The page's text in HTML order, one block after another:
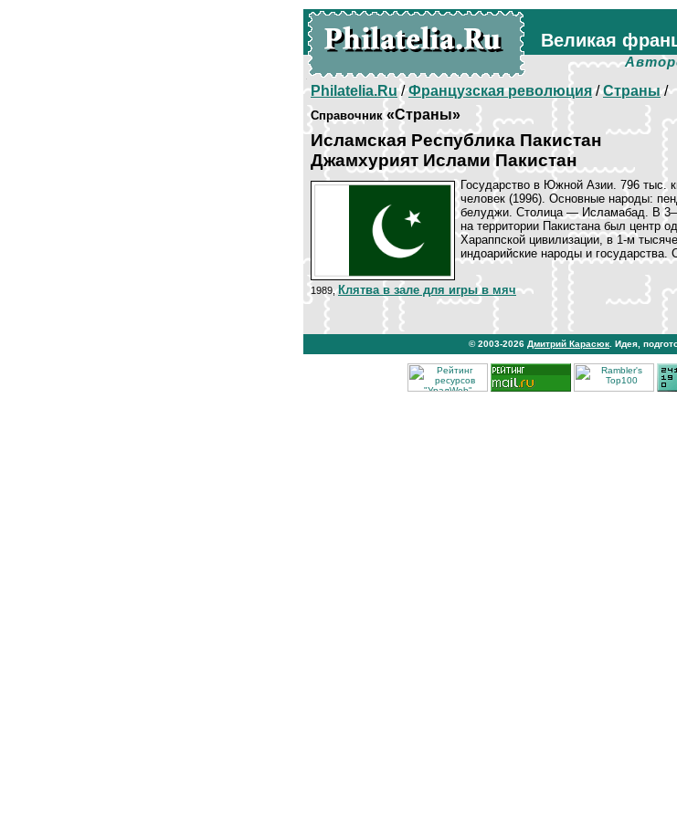
Великая
Philatelia.Ru/Французская революция/Страны/
Справочник«Страны»
Исламская Республика Пакистан
Джамхурият Ислами Пакистан
Государство в Южной Азии. 796 тыс.
человек (1996). Основные народы:
белуджи. Столица — Исламабад. В
на территории Пакистана был центр
Хараппской цивилизации, в 1-м
индоарийские народы и государства.
1989,Клятва в зале для игры в мяч
© 2003-2026 Дмитрий Карасюк . Идея,